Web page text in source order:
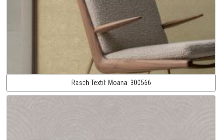
Rasch Textil: Moana: 300566